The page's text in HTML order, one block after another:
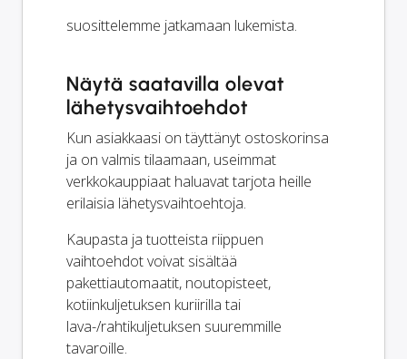
suosittelemme jatkamaan lukemista.
Näytä saatavilla olevat
lähetysvaihtoehdot
Kun asiakkaasi on täyttänyt ostoskorinsa
ja on valmis tilaamaan, useimmat
verkkokauppiaat haluavat tarjota heille
erilaisia lähetysvaihtoehtoja.
Kaupasta ja tuotteista riippuen
vaihtoehdot voivat sisältää
pakettiautomaatit, noutopisteet,
kotiinkuljetuksen kuriirilla tai
lava-/rahtikuljetuksen suuremmille
tavaroille.